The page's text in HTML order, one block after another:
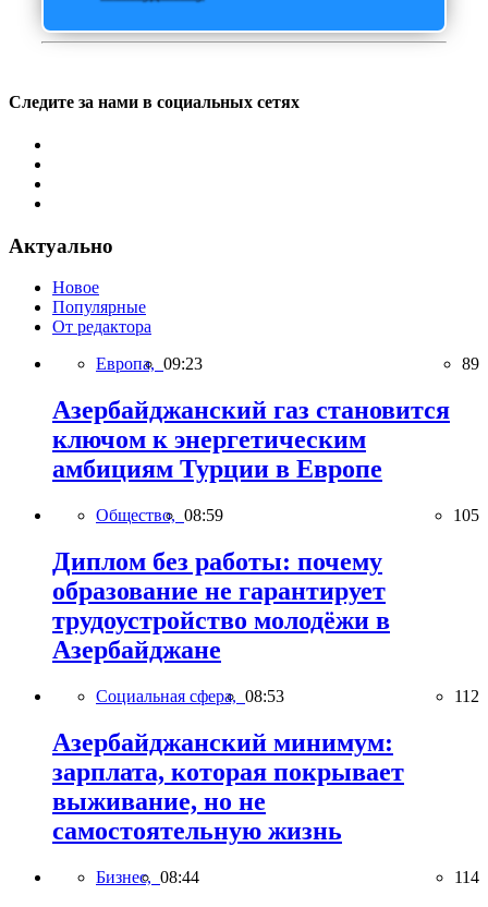
Следите за нами в социальных сетях
Актуально
Новое
Популярные
От редактора
Европа, 09:23 89
Азербайджанский газ становится
ключом к энергетическим
амбициям Турции в Европе
Общество, 08:59 105
Диплом без работы: почему
образование не гарантирует
трудоустройство молодёжи в
Азербайджане
Социальная сфера, 08:53 112
Азербайджанский минимум:
зарплата, которая покрывает
выживание, но не
самостоятельную жизнь
Бизнес, 08:44 114